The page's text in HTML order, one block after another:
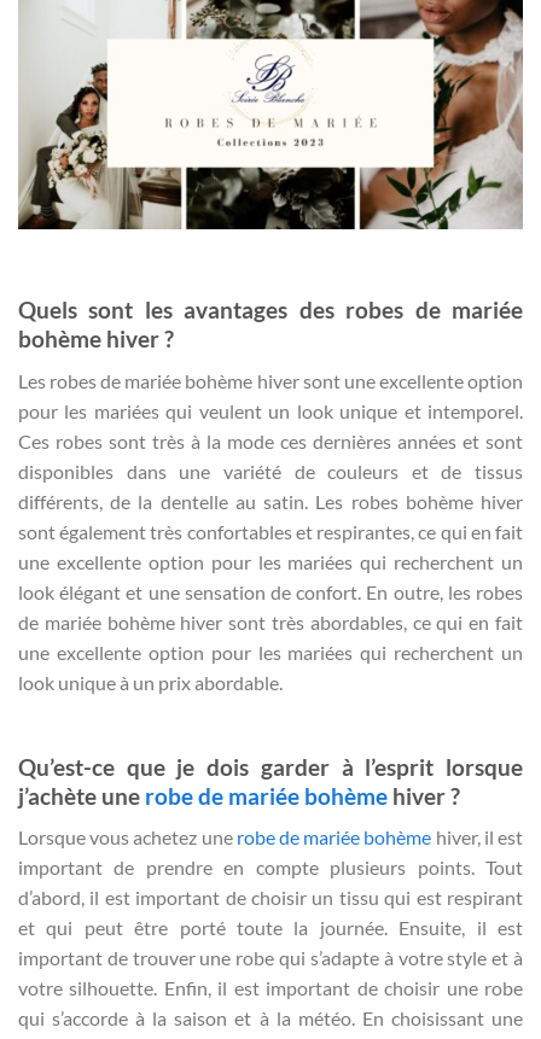
Quels sont les avantages des robes de mariée
bohème hiver ?
Les robes de mariée bohème hiver sont une excellente option
pour les mariées qui veulent un look unique et intemporel.
Ces robes sont très à la mode ces dernières années et sont
disponibles dans une variété de couleurs et de tissus
différents, de la dentelle au satin. Les robes bohème hiver
sont également très confortables et respirantes, ce qui en fait
une excellente option pour les mariées qui recherchent un
look élégant et une sensation de confort. En outre, les robes
de mariée bohème hiver sont très abordables, ce qui en fait
une excellente option pour les mariées qui recherchent un
look unique à un prix abordable.
Qu’est-ce que je dois garder à l’esprit lorsque
j’achète une robe de mariée bohème hiver ?
Lorsque vous achetez une robe de mariée bohème hiver, il est
important de prendre en compte plusieurs points. Tout
d’abord, il est important de choisir un tissu qui est respirant
et qui peut être porté toute la journée. Ensuite, il est
important de trouver une robe qui s’adapte à votre style et à
votre silhouette. Enfin, il est important de choisir une robe
qui s’accorde à la saison et à la météo. En choisissant une